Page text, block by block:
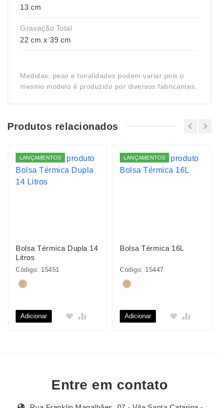
13 cm
Gravação Total
22 cm x 39 cm
Medidas, peso e tonalidades podem variar pois o
mesmo modelo é produzido por diversos fabricantes.
Produtos relacionados
LANÇAMENTOS
Bolsa Térmica Dupla 14
Litros
Código: 15451
Adicionar
LANÇAMENTOS
Bolsa Térmica 16L
Código: 15447
Adicionar
Entre em contato